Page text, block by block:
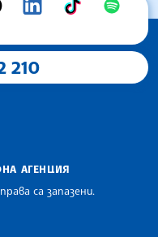
210
АГЕНЦИЯ
са запазени.